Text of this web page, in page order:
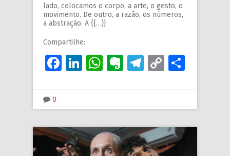
lado, colocamos o corpo, a arte, o gesto, o
movimento. De outro, a razão, os números,
a abstração. A {{…}}
Compartilhe:
Facebook
LinkedIn
WhatsApp
Evernote
Telegram
Copy
0